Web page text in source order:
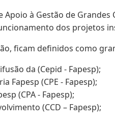
Apoio à Gestão de
dos projetos
ficam definidos como
da (Cepid - Fapesp);
Fapesp (CPE - Fapesp);
(CPA - Fapesp);
(CCD – Fapesp);